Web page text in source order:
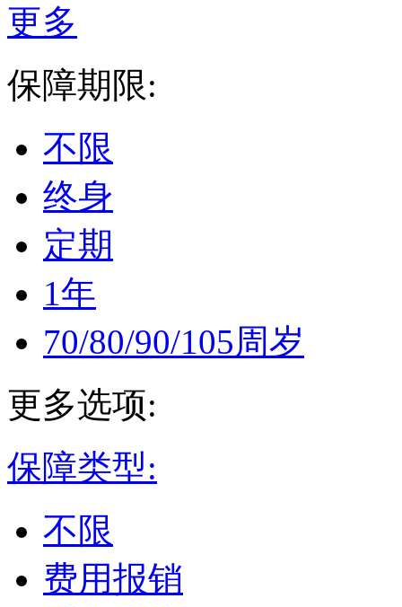
更多
保障期限:
不限
终身
定期
1年
70/80/90/105周岁
更多选项:
保障类型:
不限
费用报销